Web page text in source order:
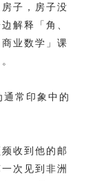
子，房子没
解释「角、
业数学」课
常印象中的
收到他的邮
次见到非洲